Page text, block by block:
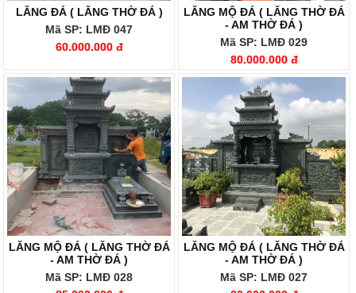
LĂNG ĐÁ ( LĂNG THỜ ĐÁ )
Mã SP: LMĐ 047
60.000.000 đ
LĂNG MỘ ĐÁ ( LĂNG THỜ ĐÁ
- AM THỜ ĐÁ )
Mã SP: LMĐ 029
80.000.000 đ
LĂNG MỘ ĐÁ ( LĂNG THỜ ĐÁ
- AM THỜ ĐÁ )
Mã SP: LMĐ 028
LĂNG MỘ ĐÁ ( LĂNG THỜ ĐÁ
- AM THỜ ĐÁ )
Mã SP: LMĐ 027